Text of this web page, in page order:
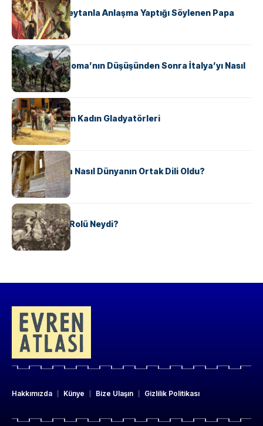
II. Silvester: Şeytanla Anlaşma Yaptığı Söylenen Papa
KÜLTÜR
Ostrogotlar Roma’nın Düşüşünden Sonra İtalya’yı Nasıl
Ele Geçirdi?
KÜLTÜR
Antik Roma’nın Kadın Gladyatörleri
KÜLTÜR
Antik Yunanca Nasıl Dünyanın Ortak Dili Oldu?
KÜLTÜR
Valdensler’in Rolü Neydi?
Hakkımızda Künye Bize Ulaşın Gizlilik Politikası